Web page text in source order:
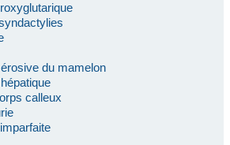
du mamelon
calleux